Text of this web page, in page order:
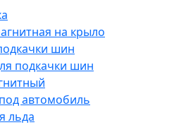
на крыло
шин
подкачки шин
автомобиль
льда